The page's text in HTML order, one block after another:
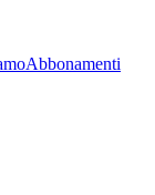
Abbonamenti